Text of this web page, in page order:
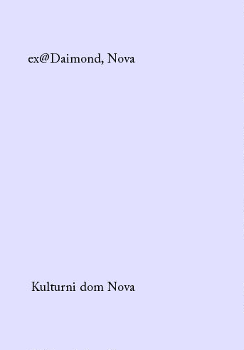
Nova
dom Nova